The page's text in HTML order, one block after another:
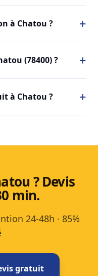
à Chatou ?
(78400) ?
à Chatou ?
? Devis
min.
24-48h · 85%
gratuit